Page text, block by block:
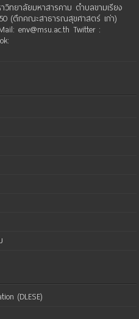
ทยาลัยมหาสารคาม ตำบลขามเรียง
(ตึกคณะสาธารณสุขศาสตร์ เก่า)
env@msu.ac.th Twitter :
(DLESE)